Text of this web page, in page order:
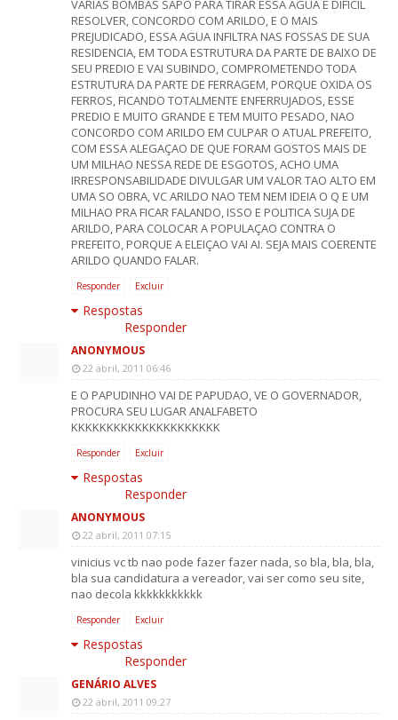
VARIAS BOMBAS SAPO PARA TIRAR ESSA AGUA E DIFICIL
RESOLVER, CONCORDO COM ARILDO, E O MAIS
PREJUDICADO, ESSA AGUA INFILTRA NAS FOSSAS DE SUA
RESIDENCIA, EM TODA ESTRUTURA DA PARTE DE BAIXO DE
SEU PREDIO E VAI SUBINDO, COMPROMETENDO TODA
ESTRUTURA DA PARTE DE FERRAGEM, PORQUE OXIDA OS
FERROS, FICANDO TOTALMENTE ENFERRUJADOS, ESSE
PREDIO E MUITO GRANDE E TEM MUITO PESADO, NAO
CONCORDO COM ARILDO EM CULPAR O ATUAL PREFEITO,
COM ESSA ALEGAÇAO DE QUE FORAM GOSTOS MAIS DE
UM MILHAO NESSA REDE DE ESGOTOS, ACHO UMA
IRRESPONSABILIDADE DIVULGAR UM VALOR TAO ALTO EM
UMA SO OBRA, VC ARILDO NAO TEM NEM IDEIA O Q E UM
MILHAO PRA FICAR FALANDO, ISSO E POLITICA SUJA DE
ARILDO, PARA COLOCAR A POPULAÇAO CONTRA O
PREFEITO, PORQUE A ELEIÇAO VAI AI. SEJA MAIS COERENTE
ARILDO QUANDO FALAR.
Responder Excluir
Respostas
Responder
ANONYMOUS
22 abril, 2011 06:46
E O PAPUDINHO VAI DE PAPUDAO, VE O GOVERNADOR,
PROCURA SEU LUGAR ANALFABETO
KKKKKKKKKKKKKKKKKKKKK
Responder Excluir
Respostas
Responder
ANONYMOUS
22 abril, 2011 07:15
vinicius vc tb nao pode fazer fazer nada, so bla, bla, bla,
bla sua candidatura a vereador, vai ser como seu site,
nao decola kkkkkkkkkkk
Responder Excluir
Respostas
Responder
GENÁRIO ALVES
22 abril, 2011 09:27